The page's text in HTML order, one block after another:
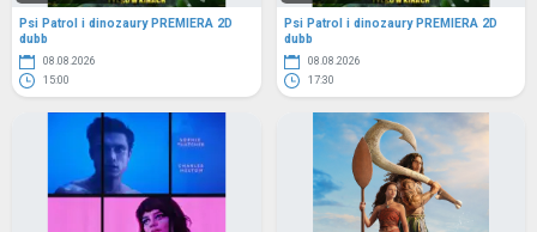
Psi Patrol i dinozaury PREMIERA 2D
dubb
08.08.2026
15:00
Psi Patrol i dinozaury PREMIERA 2D
dubb
08.08.2026
17:30